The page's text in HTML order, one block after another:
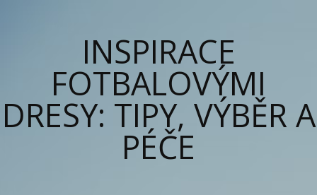
INSPIRACE
FOTBALOVÝMI
DRESY: TIPY, VÝBĚR A
PÉČE